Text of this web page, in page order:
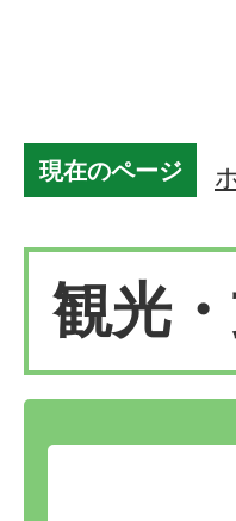
現在のページ
観光